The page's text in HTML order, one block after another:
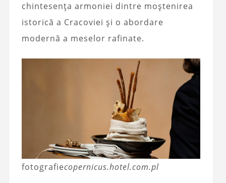
chintesența armoniei dintre moștenirea
istorică a Cracoviei și o abordare
modernă a meselor rafinate.
fotografiecopernicus.hotel.com.pl